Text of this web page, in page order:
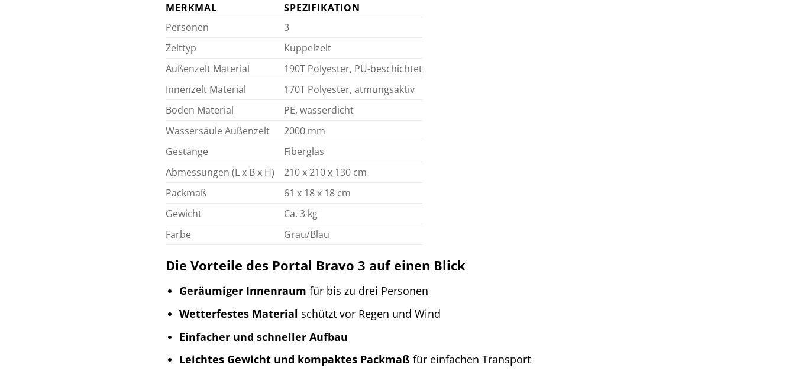
MERKMAL
SPEZIFIKATION
Personen
3
Zelttyp
Kuppelzelt
Außenzelt Material
190T Polyester, PU-beschichtet
Innenzelt Material
170T Polyester, atmungsaktiv
Boden Material
PE, wasserdicht
Wassersäule Außenzelt
2000 mm
Gestänge
Fiberglas
Abmessungen (L x B x H)
210 x 210 x 130 cm
Packmaß
61 x 18 x 18 cm
Gewicht
Ca. 3 kg
Farbe
Grau/Blau
Die Vorteile des Portal Bravo 3 auf einen Blick
Geräumiger Innenraum für bis zu drei Personen
Wetterfestes Material schützt vor Regen und Wind
Einfacher und schneller Aufbau
Leichtes Gewicht und kompaktes Packmaß für einfachen Transport